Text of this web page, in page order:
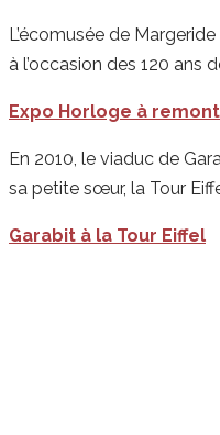
L’écomusée de
à l’occasion des 120 ans
Expo Horloge à
En 2010, le viaduc de
sa petite sœur, la Tour
Garabit à la Tour Eiffel